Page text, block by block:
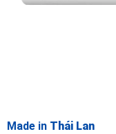
Made in Thái Lan